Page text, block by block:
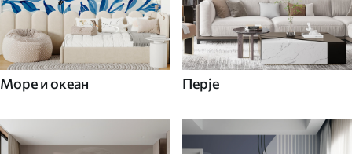
Море и океан Перје